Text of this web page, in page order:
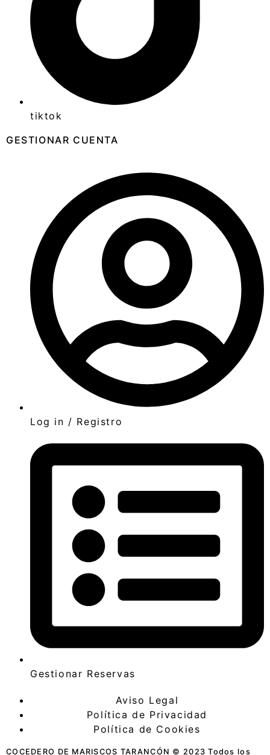
tiktok
GESTIONAR CUENTA
Log in / Registro
Gestionar Reservas
Aviso Legal
Política de Privacidad
Política de Cookies
COCEDERO DE MARISCOS TARANCÓN © 2023 Todos los